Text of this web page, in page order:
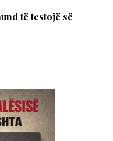
të testojë së